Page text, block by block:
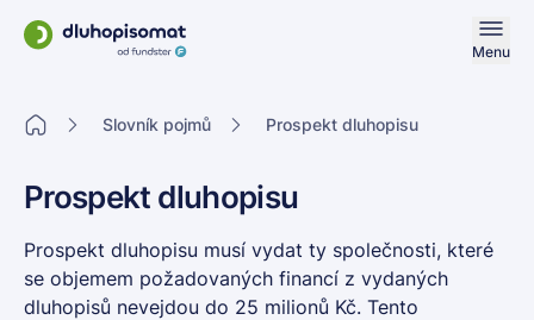
Menu
Slovník pojmů Prospekt dluhopisu
Prospekt dluhopisu
Prospekt dluhopisu musí vydat ty společnosti, které
se objemem požadovaných financí z vydaných
dluhopisů nevejdou do 25 milionů Kč. Tento